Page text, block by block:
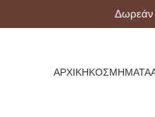
Δωρεάν
ΑΡΧΙΚΉΚΟΣΜΉΜΑΤΑ